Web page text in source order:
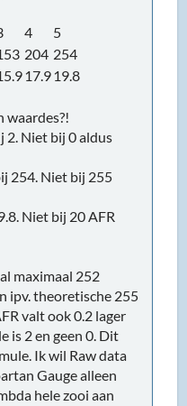
4
5
204 254
17.919.8
waardes?!
2. Niet bij 0 aldus
254. Niet bij 255
Niet bij 20 AFR
maximaal 252
ipv. theoretische 255
valt ook 0.2 lager
is 2 en geen 0. Dit
Ik wil Raw data
Gauge alleen
hele zooi aan